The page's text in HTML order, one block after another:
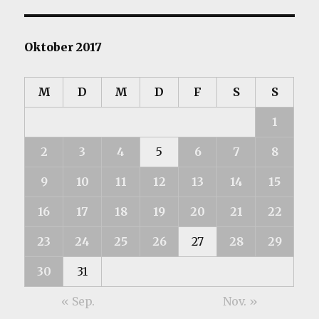
Oktober 2017
M D M D F S S
1
2 3 4 5 6 7 8
9 10 11 12 13 14 15
16 17 18 19 20 21 22
23 24 25 26 27 28 29
30 31
« Sep. Nov. »